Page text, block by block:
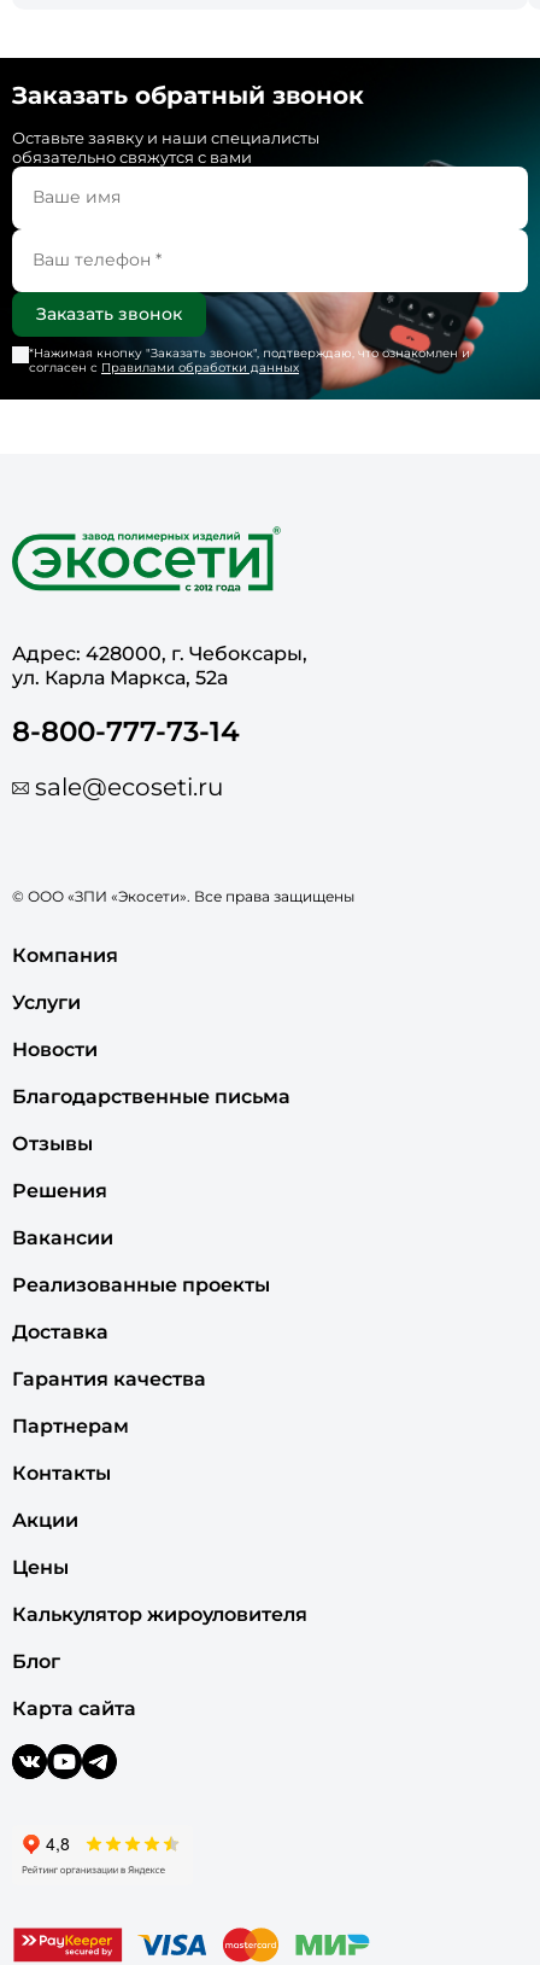
Заказать обратный звонок
Оставьте заявку и наши специалисты
обязательно свяжутся с вами
*Нажимая кнопку "Заказать звонок", подтверждаю, что ознакомлен и
согласен с Правилами обработки данных
Адрес: 428000, г. Чебоксары,
ул. Карла Маркса, 52а
8-800-777-73-14
sale@ecoseti.ru
© ООО «ЗПИ «Экосети». Все права защищены
Компания
Услуги
Новости
Благодарственные письма
Отзывы
Решения
Вакансии
Реализованные проекты
Доставка
Гарантия качества
Партнерам
Контакты
Акции
Цены
Калькулятор жироуловителя
Блог
Карта сайта